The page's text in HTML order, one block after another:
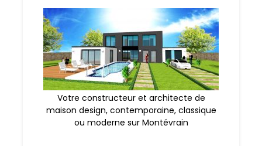
Votre constructeur et architecte de
maison design, contemporaine, classique
ou moderne sur Montévrain